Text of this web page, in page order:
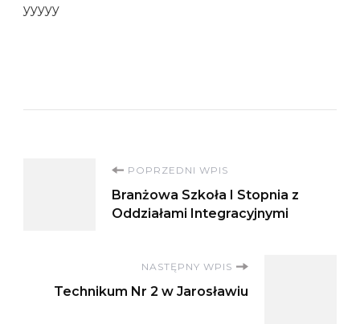
yyyyy
Nawigacja
wpisu
POPRZEDNI WPIS
Branżowa Szkoła I Stopnia z
Oddziałami Integracyjnymi
NASTĘPNY WPIS
Technikum Nr 2 w Jarosławiu